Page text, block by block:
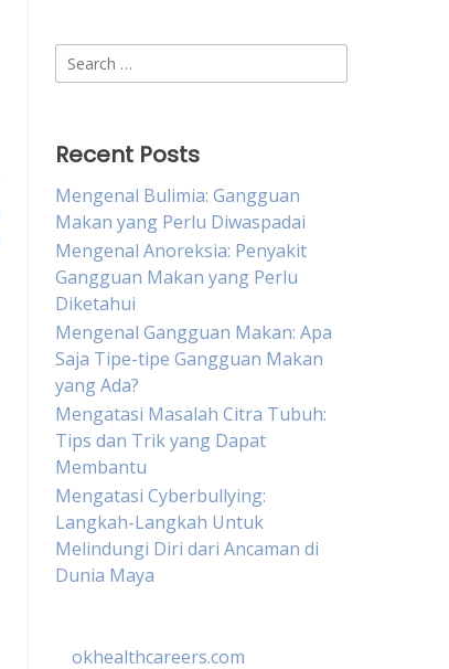
Search
for:
Recent Posts
Mengenal Bulimia: Gangguan
Makan yang Perlu Diwaspadai
Mengenal Anoreksia: Penyakit
Gangguan Makan yang Perlu
Diketahui
Mengenal Gangguan Makan: Apa
Saja Tipe-tipe Gangguan Makan
yang Ada?
Mengatasi Masalah Citra Tubuh:
Tips dan Trik yang Dapat
Membantu
Mengatasi Cyberbullying:
Langkah-Langkah Untuk
Melindungi Diri dari Ancaman di
Dunia Maya
okhealthcareers.com